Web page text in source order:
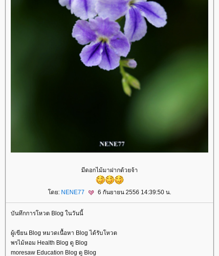
มีดอกไม้มาฝากด้วยจ้า
ดย: NENE77 6 กันยายน 2556 14:39:50 น.
บันทึกการโหวต Blog ในวันนี้
ผู้เขียน Blog หมวดเนื้อหา Blog ได้รับโหวต
พรไม้หอม Health Blog ดู Blog
moresaw Education Blog ดู Blog